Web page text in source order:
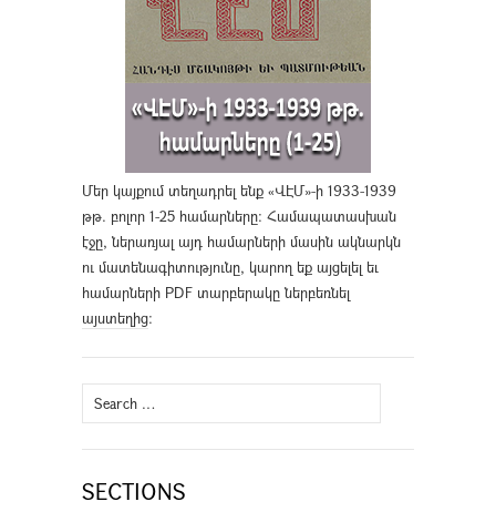
Մեր կայքում տեղադրել ենք «ՎԷՄ»-ի 1933-1939
թթ. բոլոր 1-25 համարները։ Համապատասխան
էջը, ներառյալ այդ համարների մասին ակնարկն
ու մատենագիտությունը, կարող եք այցելել եւ
համարների PDF տարբերակը ներբեռնել
այստեղից։
Search
for:
SECTIONS